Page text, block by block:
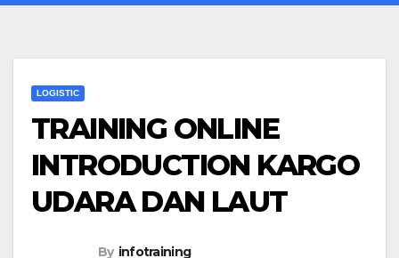
LOGISTIC
TRAINING ONLINE
INTRODUCTION KARGO
UDARA DAN LAUT
By infotraining